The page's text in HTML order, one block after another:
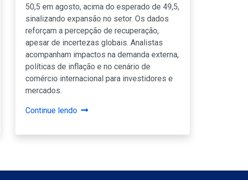
50,5 em agosto, acima do esperado de 49,5,
sinalizando expansão no setor. Os dados
reforçam a percepção de recuperação,
apesar de incertezas globais. Analistas
acompanham impactos na demanda externa,
políticas de inflação e no cenário de
comércio internacional para investidores e
mercados.
Continue lendo